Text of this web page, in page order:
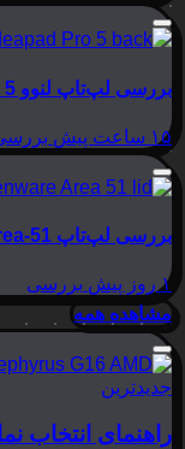
بررسی لپ‌تاپ لنوو Ideapad Pro 5؛ یه انتخاب خوش قیمت برای تولید محتوا
۱۵ ساعت پیش
بررسی لپ‌تاپ Alienware Area-51؛ فضایی ۶۰۰۰ دلاری!
۱ روز پیش
بررسی
مشاهده همه
جدیدترین
راهنمای انتخاب